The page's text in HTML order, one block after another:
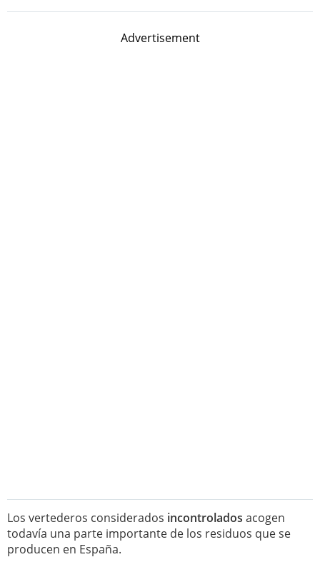
Advertisement
Los vertederos considerados incontrolados acogen
todavía una parte importante de los residuos que se
producen en España.